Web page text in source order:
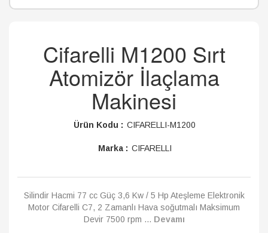
Cifarelli M1200 Sırt
Atomizör İlaçlama
Makinesi
Ürün Kodu : CIFARELLI-M1200
Marka : CIFARELLI
Silindir Hacmi 77 cc Güç 3,6 Kw / 5 Hp Ateşleme Elektronik
Motor Cifarelli C7, 2 Zamanlı Hava soğutmalı Maksimum
Devir 7500 rpm ... Devamı